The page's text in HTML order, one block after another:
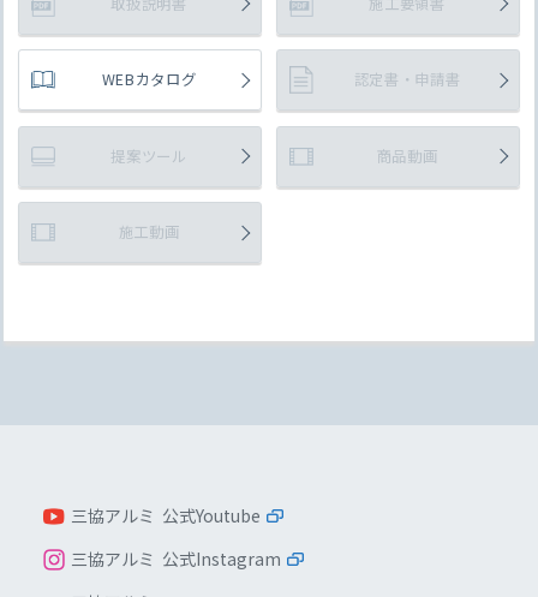
WEBカタログ 認定書・申請書
提案ツール 商品動画
施工動画
三協アルミ 公式Youtube
三協アルミ 公式Instagram